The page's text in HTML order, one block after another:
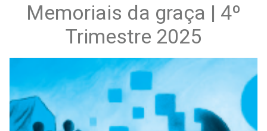
Memoriais da graça | 4º
Trimestre 2025